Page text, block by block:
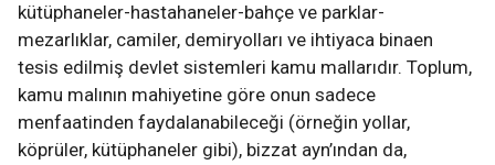
kütüphaneler-hastahaneler-bahçe ve parklar-
mezarlıklar, camiler, demiryolları ve ihtiyaca binaen
tesis edilmiş devlet sistemleri kamu mallarıdır. Toplum,
kamu malının mahiyetine göre onun sadece
menfaatinden faydalanabileceği (örneğin yollar,
köprüler, kütüphaneler gibi), bizzat ayn’ından da,